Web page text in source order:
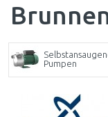
Pumpen